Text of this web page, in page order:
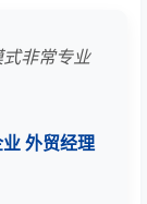
非常专业
外贸经理